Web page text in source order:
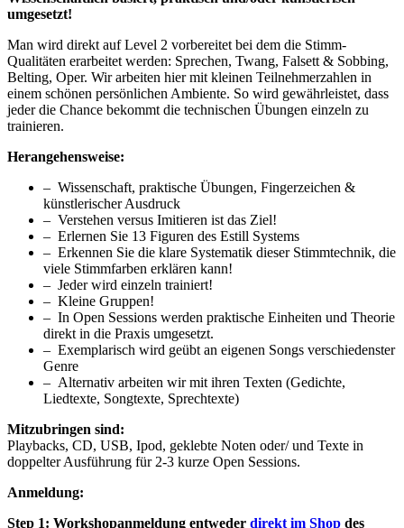
umgesetzt!
Man wird direkt auf Level 2 vorbereitet bei dem die Stimm-
Qualitäten erarbeitet werden: Sprechen, Twang, Falsett & Sobbing,
Belting, Oper. Wir arbeiten hier mit kleinen Teilnehmerzahlen in
einem schönen persönlichen Ambiente. So wird gewährleistet, dass
jeder die Chance bekommt die technischen Übungen einzeln zu
trainieren.
Herangehensweise:
– Wissenschaft, praktische Übungen, Fingerzeichen &
künstlerischer Ausdruck
– Verstehen versus Imitieren ist das Ziel!
– Erlernen Sie 13 Figuren des Estill Systems
– Erkennen Sie die klare Systematik dieser Stimmtechnik, die
viele Stimmfarben erklären kann!
– Jeder wird einzeln trainiert!
– Kleine Gruppen!
– In Open Sessions werden praktische Einheiten und Theorie
direkt in die Praxis umgesetzt.
– Exemplarisch wird geübt an eigenen Songs verschiedenster
Genre
– Alternativ arbeiten wir mit ihren Texten (Gedichte,
Liedtexte, Songtexte, Sprechtexte)
Mitzubringen sind:
Playbacks, CD, USB, Ipod, geklebte Noten oder/ und Texte in
doppelter Ausführung für 2-3 kurze Open Sessions.
Anmeldung:
Step 1: Workshopanmeldung entweder direkt im Shop des